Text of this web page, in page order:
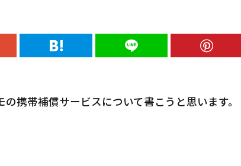
携帯補償サービスについて書こうと思います。